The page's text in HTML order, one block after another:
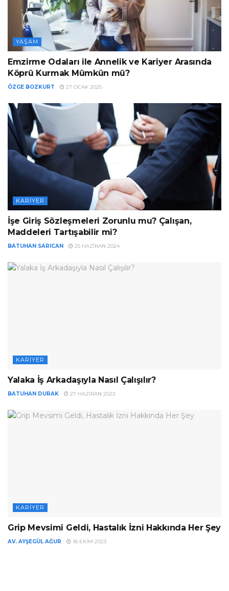
YAŞAM
Emzirme Odaları ile Annelik ve Kariyer Arasında
Köprü Kurmak Mümkün mü?
ÖZGE BOZKURT 27 OCAK 2025
KARIYER
İşe Giriş Sözleşmeleri Zorunlu mu? Çalışan,
Maddeleri Tartışabilir mi?
BATUHAN SARICAN 25 HAZIRAN 2024
KARIYER
Yalaka İş Arkadaşıyla Nasıl Çalışılır?
BATUHAN DURAK 27 HAZIRAN 2023
KARIYER
Grip Mevsimi Geldi, Hastalık İzni Hakkında Her Şey
AV. AYŞEGÜL AĞUR 18 EKIM 2023